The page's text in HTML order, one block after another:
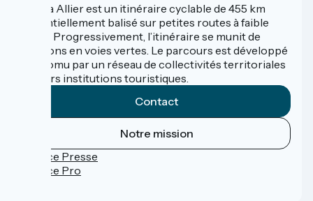
La Via Allier est un itinéraire cyclable de 455 km
essentiellement balisé sur petites routes à faible
trafic. Progressivement, l’itinéraire se munit de
sections en voies vertes. Le parcours est développé
et promu par un réseau de collectivités territoriales
et leurs institutions touristiques.
Contact
Notre mission
Espace Presse
Espace Pro